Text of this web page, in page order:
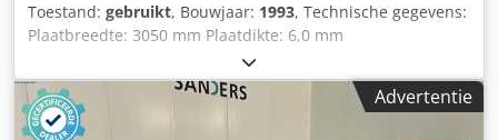
Toestand: gebruikt, Bouwjaar: 1993, Technische gegevens:
Plaatbreedte: 3050 mm Plaatdikte: 6,0 mm
Staanderbreedte: 3460 mm Aantal slagen min./max.: 9 / 17
slagen/min Achteraanslag: 750 mm (motorisch) Snijhoek:
0,5° - 3,0° Snijspleetverstelling: handmatig Neerhouders:
18 stuks (hydraulisch) Tafelafmeting: 380 x 3100 mm Djdsu
Advertentie